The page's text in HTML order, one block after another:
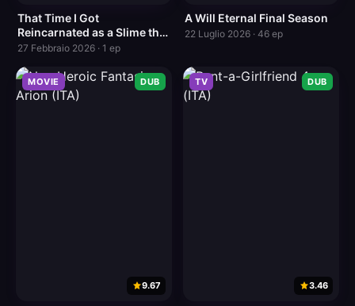
That Time I Got
Reincarnated as a Slime the
Movie: Tears of the Azure
27 Febbraio 2026 · 1 ep
A Will Eternal Final Season
22 Luglio 2026 · 46 ep
MOVIE DUB
9.67
TV DUB
3.46